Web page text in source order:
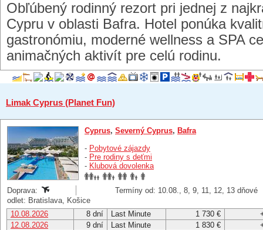
Obľúbený rodinný rezort pri jednej z
Cypru v oblasti Bafra. Hotel ponúka
gastronómiu, moderné wellness a SPA
animačných aktivít pre celú rodinu.
Limak Cyprus (Planet Fun)
Cyprus, Severný Cyprus, Bafra
- Pobytové zájazdy
- Pre rodiny s deťmi
- Klubová dovolenka
Doprava:
Termíny od: 10.08., 8, 9, 11, 12, 13 dňové
odlet: Bratislava, Košice
10.08.2026
8 dní Last Minute 1 730 €
12.08.2026
9 dní Last Minute 1 830 €